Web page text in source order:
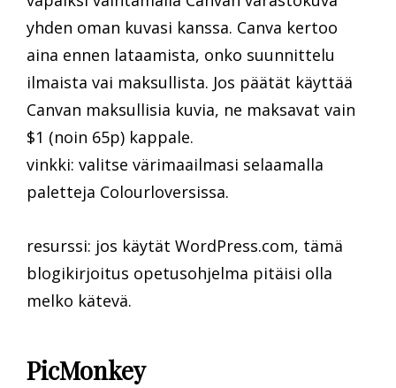
yhden oman kuvasi kanssa. Canva kertoo
aina ennen lataamista, onko suunnittelu
ilmaista vai maksullista. Jos päätät käyttää
Canvan maksullisia kuvia, ne maksavat vain
$1 (noin 65p) kappale.
vinkki: valitse värimaailmasi selaamalla
paletteja Colourloversissa.
resurssi: jos käytät WordPress.com, tämä
blogikirjoitus opetusohjelma pitäisi olla
melko kätevä.
PicMonkey